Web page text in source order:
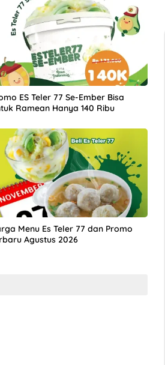
ES Teler 77 Se-Ember Bisa
Ramean Hanya 140 Ribu
Menu Es Teler 77 dan Promo
Agustus 2026